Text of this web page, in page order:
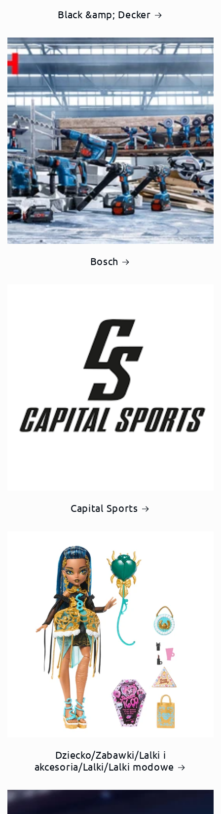
Black &amp; Decker
Bosch
Capital Sports
Dziecko/Zabawki/Lalki i
akcesoria/Lalki/Lalki modowe